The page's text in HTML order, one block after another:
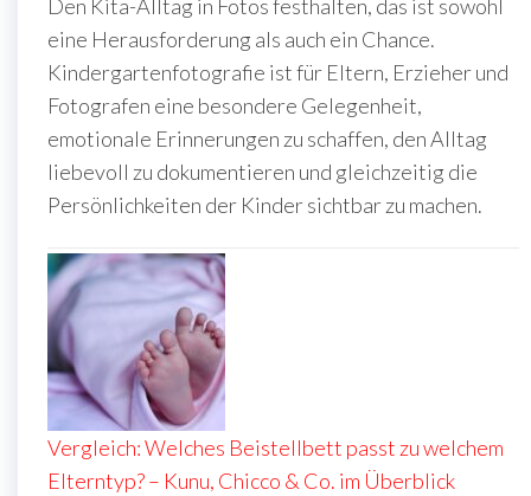
Den Kita-Alltag in Fotos festhalten, das ist sowohl
eine Herausforderung als auch ein Chance.
Kindergartenfotografie ist für Eltern, Erzieher und
Fotografen eine besondere Gelegenheit,
emotionale Erinnerungen zu schaffen, den Alltag
liebevoll zu dokumentieren und gleichzeitig die
Persönlichkeiten der Kinder sichtbar zu machen.
Vergleich: Welches Beistellbett passt zu welchem
Elterntyp? – Kunu, Chicco & Co. im Überblick